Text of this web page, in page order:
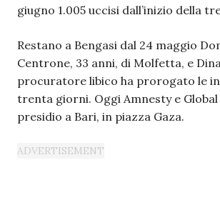
giugno 1.005 uccisi dall’inizio della
Restano a Bengasi dal 24 maggio
Centrone, 33 anni, di Molfetta, e
procuratore libico ha prorogato le
trenta giorni. Oggi Amnesty e Global
presidio a Bari, in piazza Gaza.